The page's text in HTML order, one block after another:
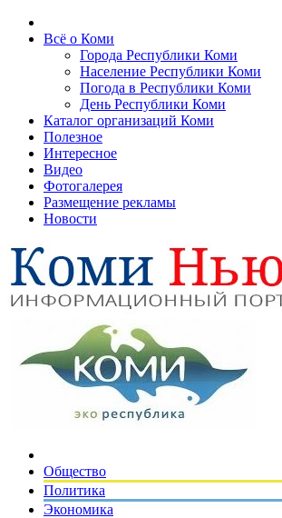
Всё о Коми
Города Республики Коми
Население Республики Коми
Погода в Республики Коми
День Республики Коми
Каталог организаций Коми
Полезное
Интересное
Видео
Фотогалерея
Размещение рекламы
Новости
Общество
Политика
Экономика